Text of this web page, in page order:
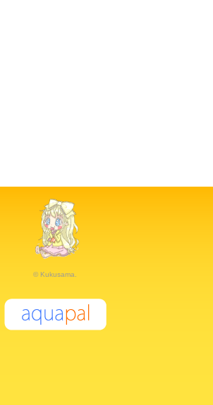
© Kukusama.